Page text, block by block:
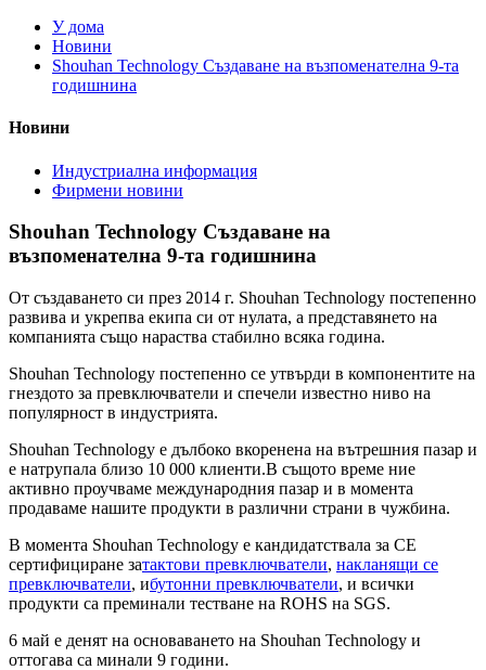
У дома
Новини
Shouhan Technology Създаване на възпоменателна 9-та
годишнина
Новини
Индустриална информация
Фирмени новини
Shouhan Technology Създаване на
възпоменателна 9-та годишнина
От създаването си през 2014 г. Shouhan Technology постепенно
развива и укрепва екипа си от нулата, а представянето на
компанията също нараства стабилно всяка година.
Shouhan Technology постепенно се утвърди в компонентите на
гнездото за превключватели и спечели известно ниво на
популярност в индустрията.
Shouhan Technology е дълбоко вкоренена на вътрешния пазар и
е натрупала близо 10 000 клиенти.В същото време ние
активно проучваме международния пазар и в момента
продаваме нашите продукти в различни страни в чужбина.
В момента Shouhan Technology е кандидатствала за CE
сертифициране затактови превключватели, накланящи се
превключватели, ибутонни превключватели, и всички
продукти са преминали тестване на ROHS на SGS.
6 май е денят на основаването на Shouhan Technology и
оттогава са минали 9 години.